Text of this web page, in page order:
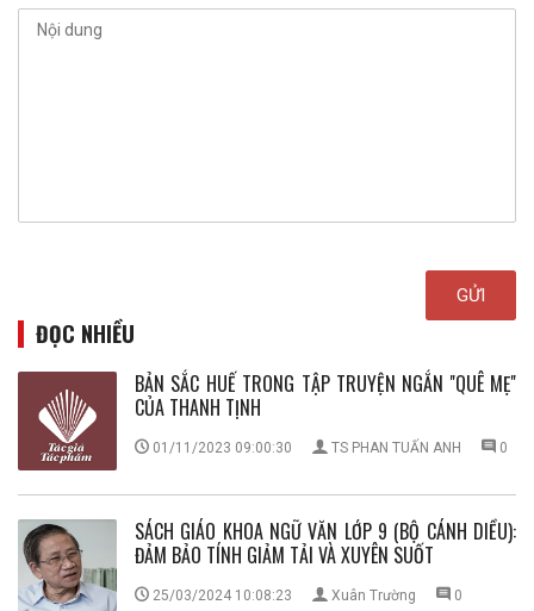
ĐỌC NHIỀU
BẢN SẮC HUẾ TRONG TẬP TRUYỆN NGẮN ''QUÊ MẸ''
CỦA THANH TỊNH
01/11/2023 09:00:30 TS PHAN TUẤN ANH 0
SÁCH GIÁO KHOA NGỮ VĂN LỚP 9 (BỘ CÁNH DIỀU):
ĐẢM BẢO TÍNH GIẢM TẢI VÀ XUYÊN SUỐT
25/03/2024 10:08:23 Xuân Trường 0